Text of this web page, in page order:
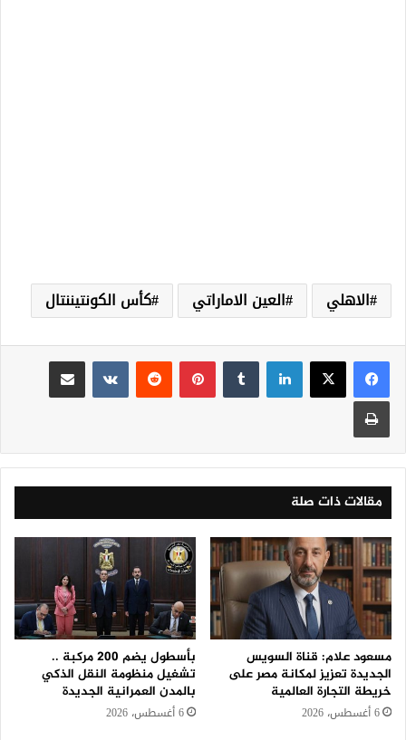
الاهلي العين الاماراتي كأس الكونتيننتال
لينكدإن بينتيريست
مقالات ذات صلة
مسعود علام: قناة السويس
الجديدة تعزيز لمكانة مصر على
خريطة التجارة العالمية
6 أغسطس، 2026
بأسطول يضم 200 مركبة ..
تشغيل منظومة النقل الذكي
بالمدن العمرانية الجديدة
6 أغسطس، 2026